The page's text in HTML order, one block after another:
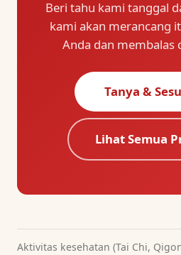
Beri tahu kami tanggal
kami akan merancang
Anda dan membalas
Tanya &
Lihat Semua
Aktivitas kesehatan (Tai Chi,